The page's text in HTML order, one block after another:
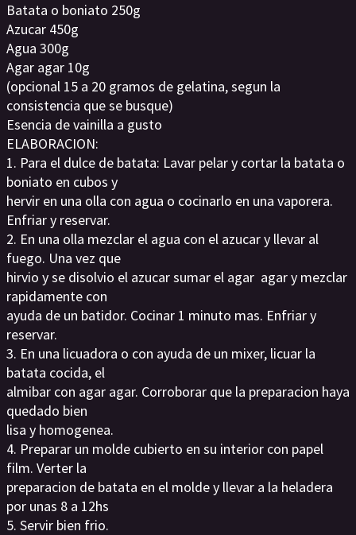
Batata o boniato 250g
Azucar 450g
Agua 300g
Agar agar 10g
(opcional 15 a 20 gramos de gelatina, segun la
consistencia que se busque)
Esencia de vainilla a gusto
ELABORACION:
1. Para el dulce de batata: Lavar pelar y cortar la batata o
boniato en cubos y
hervir en una olla con agua o cocinarlo en una vaporera.
Enfriar y reservar.
2. En una olla mezclar el agua con el azucar y llevar al
fuego. Una vez que
hirvio y se disolvio el azucar sumar el agar agar y mezclar
rapidamente con
ayuda de un batidor. Cocinar 1 minuto mas. Enfriar y
reservar.
3. En una licuadora o con ayuda de un mixer, licuar la
batata cocida, el
almibar con agar agar. Corroborar que la preparacion haya
quedado bien
lisa y homogenea.
4. Preparar un molde cubierto en su interior con papel
film. Verter la
preparacion de batata en el molde y llevar a la heladera
por unas 8 a 12hs
5. Servir bien frio.